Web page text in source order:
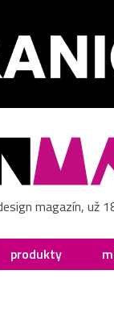
magazín, už
produkty